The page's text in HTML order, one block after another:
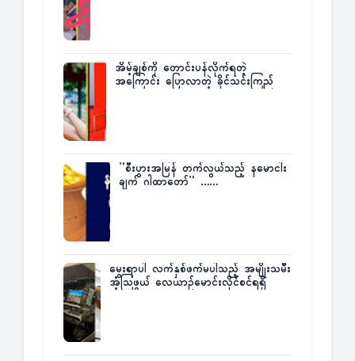
အိမ့်ချစ်ကို တောင်းပန်လိုက်ရတဲ့
အကြောင်း ပြောလာတဲ့ ခိုင်သင်းကြည်
”စီးပွားအမြန် တက်လွယ်သည့် နမောငါး
ချက် ဂါထာတော်” ……
မွေးရာပါ လက်နှစ်ဖက်မပါသည့် အမျိုးသမီး
အံ့သြဖွယ် လေယာဉ်မောင်းလိုင်စင်ရရှိ